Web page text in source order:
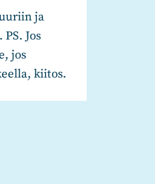
ja
Jos
jos
kiitos.